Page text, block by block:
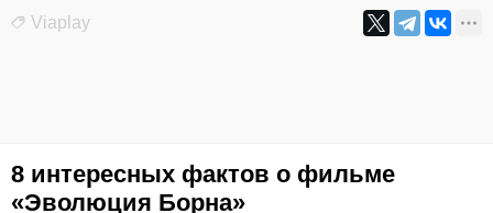
Viaplay
8 интересных фактов о фильме
«Эволюция Борна»